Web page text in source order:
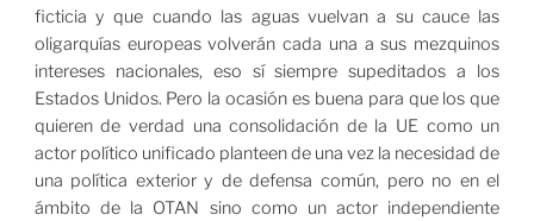
ficticia y que cuando las aguas vuelvan a su cauce las
oligarquías europeas volverán cada una a sus mezquinos
intereses nacionales, eso sí siempre supeditados a los
Estados Unidos. Pero la ocasión es buena para que los que
quieren de verdad una consolidación de la UE como un
actor político unificado planteen de una vez la necesidad de
una política exterior y de defensa común, pero no en el
ámbito de la OTAN sino como un actor independiente